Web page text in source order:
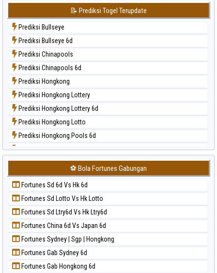
Paito Harian Japan 6d
Paito Harian Korea
Paito Harian Kuda Lari
Paito Harian Magnum Cambodia
Paito Harian Nagoya
Paito Harian New York Midday
Paito Harian North Carolina Day
Paito Harian Pcso
Paito Harian Pennsylvania Day
Paito Harian Sao Paulo
Paito Harian Singapore
Paito Harian Sydney
Paito Harian Sydney Lottery
Paito Harian Sydney Lottery 6d
Paito Harian Sydney Lotto
Paito Harian Sydney Pools 6d
Paito Harian Taipei
Paito Harian Taiwan
📝 Prediksi Togel Terupdate
Prediksi Bullseye
Prediksi Bullseye 6d
Prediksi Chinapools
Prediksi Chinapools 6d
Prediksi Hongkong
Prediksi Hongkong Lottery
Prediksi Hongkong Lottery 6d
Prediksi Hongkong Lotto
Prediksi Hongkong Pools 6d
Prediksi Japan
Prediksi Japan 6d
Prediksi Korea
Prediksi Kuda Lari
Prediksi Magnum Cambodia
Prediksi Nagoya
Prediksi North Carolina Day
Prediksi Pcso
Prediksi Sao Paulo
Prediksi Singapore
⚽ Bola Fortunes Gabungan
Fortunes Sd 6d Vs Hk 6d
Fortunes Sd Lotto Vs Hk Lotto
Fortunes Sd Ltry6d Vs Hk Ltry6d
Fortunes China 6d Vs Japan 6d
Fortunes Sydney | Sgp | Hongkong
Fortunes Gab Sydney 6d
Fortunes Gab Hongkong 6d